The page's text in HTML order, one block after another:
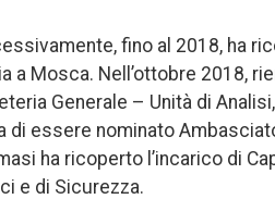
fino al 2018, ha
a Mosca. Nell’ottobre 2018,
Generale – Unità di
di essere nominato
ha ricoperto l’incarico di
e di Sicurezza.